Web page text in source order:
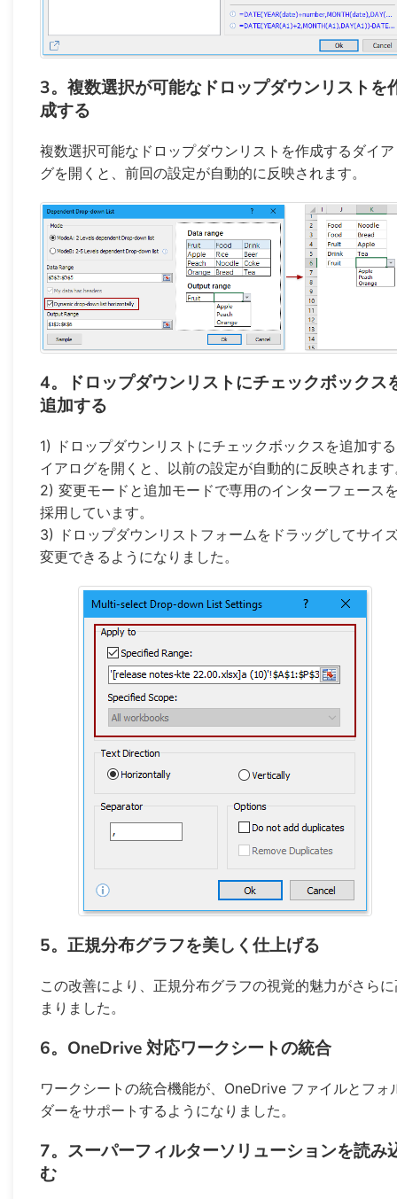
3。複数選択が可能なドロップダウンリストを
成する
複数選択可能なドロップダウンリストを作成するダイ
グを開くと、前回の設定が自動的に反映されます。
4。ドロップダウンリストにチェックボックス
追加する
1) ドロップダウンリストにチェックボックスを追加す
イアログを開くと、以前の設定が自動的に反映されま
2) 変更モードと追加モードで専用のインターフェース
採用しています。
3) ドロップダウンリストフォームをドラッグしてサイ
変更できるようになりました。
5。正規分布グラフを美しく仕上げる
この改善により、正規分布グラフの視覚的魅力がさら
まりました。
6。OneDrive 対応ワークシートの統合
ワークシートの統合機能が、OneDrive ファイルとフォ
ダーをサポートするようになりました。
7。スーパーフィルターソリューションを読み
む